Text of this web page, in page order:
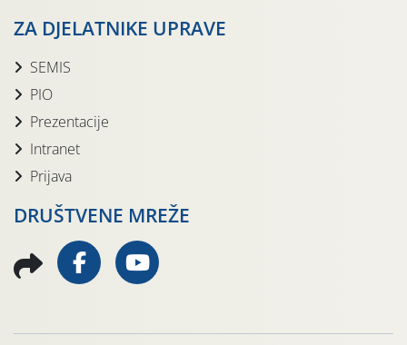
ZA DJELATNIKE UPRAVE
SEMIS
PIO
Prezentacije
Intranet
Prijava
DRUŠTVENE MREŽE